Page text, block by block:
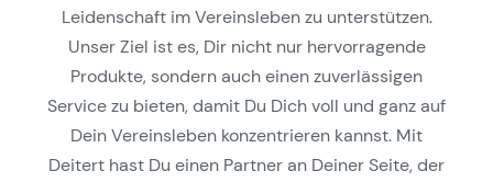
Leidenschaft im Vereinsleben zu unterstützen.
Unser Ziel ist es, Dir nicht nur hervorragende
Produkte, sondern auch einen zuverlässigen
Service zu bieten, damit Du Dich voll und ganz auf
Dein Vereinsleben konzentrieren kannst. Mit
Deitert hast Du einen Partner an Deiner Seite, der